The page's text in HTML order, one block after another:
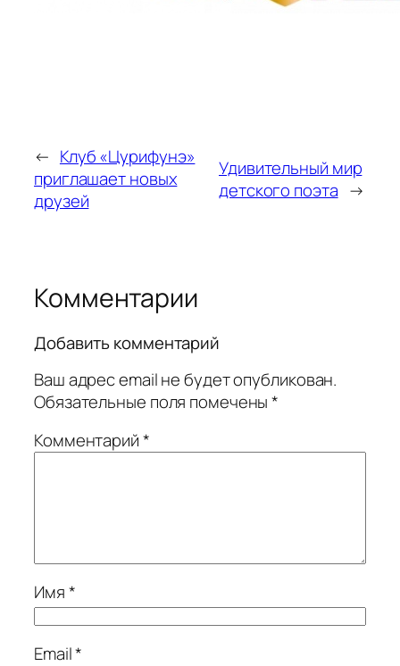
← Клуб «Цурифунэ»
приглашает новых
друзей
Удивительный мир
детского поэта →
Комментарии
Добавить комментарий
Ваш адрес email не будет опубликован.
Обязательные поля помечены*
Комментарий*
Имя*
Email*